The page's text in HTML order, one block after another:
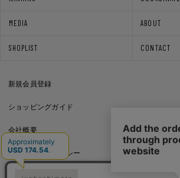
MEDIA ABOUT
SHOPLIST CONTACT
新規会員登録
ショッピングガイド
会社概要
プライバシーポリシー
通信販売法に基づく表記